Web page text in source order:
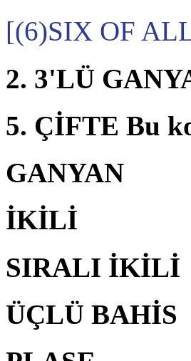
[(6)SIX OF
2. 3'LÜ
5. ÇİFTE Bu
GANYAN
İKİLİ
SIRALI İKİLİ
ÜÇLÜ BAHİS